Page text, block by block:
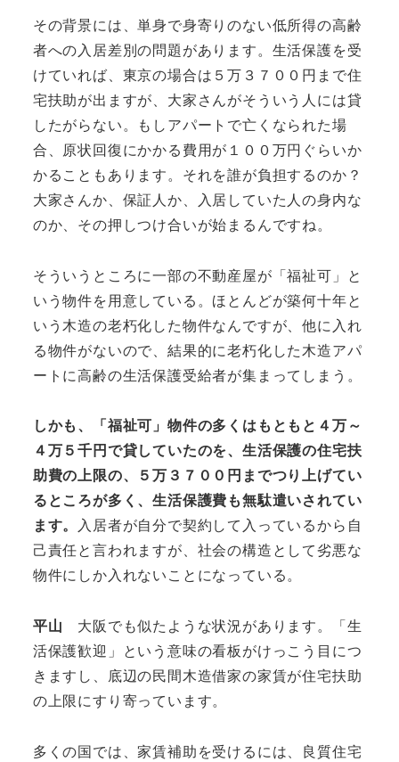
その背景には、単身で身寄りのない低所得の高齢
者への入居差別の問題があります。生活保護を受
けていれば、東京の場合は５万３７００円まで住
宅扶助が出ますが、大家さんがそういう人には貸
したがらない。もしアパートで亡くなられた場
合、原状回復にかかる費用が１００万円ぐらいか
かることもあります。それを誰が負担するのか？
大家さんか、保証人か、入居していた人の身内な
のか、その押しつけ合いが始まるんですね。
そういうところに一部の不動産屋が「福祉可」と
いう物件を用意している。ほとんどが築何十年と
いう木造の老朽化した物件なんですが、他に入れ
る物件がないので、結果的に老朽化した木造アパ
ートに高齢の生活保護受給者が集まってしまう。
しかも、「福祉可」物件の多くはもともと４万～
４万５千円で貸していたのを、生活保護の住宅扶
助費の上限の、５万３７００円までつり上げてい
るところが多く、生活保護費も無駄遣いされてい
ます。 入居者が自分で契約して入っているから自
己責任と言われますが、社会の構造として劣悪な
物件にしか入れないことになっている。
平山 大阪でも似たような状況があります。「生
活保護歓迎」という意味の看板がけっこう目につ
きますし、底辺の民間木造借家の家賃が住宅扶助
の上限にすり寄っています。
多くの国では、家賃補助を受けるには、良質住宅